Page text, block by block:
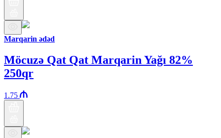
Marqarin ədəd
Möcuzə Qat Qat Marqarin Yağı 82%
250qr
1.75